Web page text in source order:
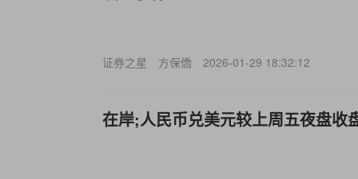
证券之星 方保僑 2026-01-29 18:32:12
在岸;人民币兑美元较上周五夜盘收